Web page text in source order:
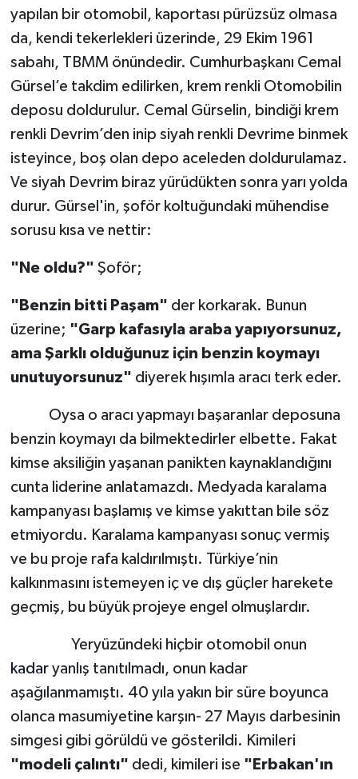
yapılan bir otomobil, kaportası pürüzsüz olmasa
da, kendi tekerlekleri üzerinde, 29 Ekim 1961
sabahı, TBMM önündedir. Cumhurbaşkanı Cemal
Gürsel’e takdim edilirken, krem renkli Otomobilin
deposu doldurulur. Cemal Gürselin, bindiği krem
renkli Devrim’den inip siyah renkli Devrime binmek
isteyince, boş olan depo aceleden doldurulamaz.
Ve siyah Devrim biraz yürüdükten sonra yarı yolda
durur. Gürsel'in, şoför koltuğundaki mühendise
sorusu kısa ve nettir:
"Ne oldu?" Şoför;
"Benzin bitti Paşam" der korkarak. Bunun
üzerine; "Garp kafasıyla araba yapıyorsunuz,
ama Şarklı olduğunuz için benzin koymayı
unutuyorsunuz" diyerek hışımla aracı terk eder.
Oysa o aracı yapmayı başaranlar deposuna
benzin koymayı da bilmektedirler elbette. Fakat
kimse aksiliğin yaşanan panikten kaynaklandığını
cunta liderine anlatamazdı. Medyada karalama
kampanyası başlamış ve kimse yakıttan bile söz
etmiyordu. Karalama kampanyası sonuç vermiş
ve bu proje rafa kaldırılmıştı. Türkiye’nin
kalkınmasını istemeyen iç ve dış güçler harekete
geçmiş, bu büyük projeye engel olmuşlardır.
Yeryüzündeki hiçbir otomobil onun
kadaryanlış tanıtılmadı, onun kadar
aşağılanmamıştı. 40 yıla yakın bir süre boyunca
olanca masumiyetine karşın- 27 Mayıs darbesinin
simgesi gibi görüldü ve gösterildi. Kimileri
"modeli çalıntı" dedi, kimileri ise "Erbakan'ın